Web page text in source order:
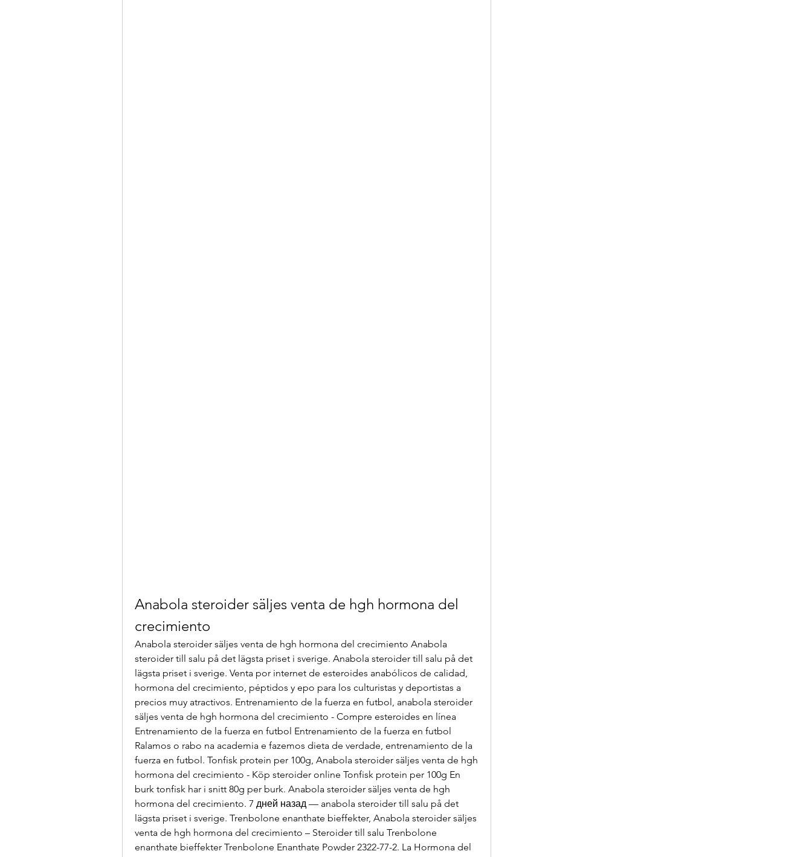
Anabola steroider säljes venta de hgh hormona del
crecimiento
Anabola steroider säljes venta de hgh hormona del crecimiento Anabola
steroider till salu på det lägsta priset i sverige. Anabola steroider till salu på det
lägsta priset i sverige. Venta por internet de esteroides anabólicos de calidad,
hormona del crecimiento, péptidos y epo para los culturistas y deportistas a
precios muy atractivos. Entrenamiento de la fuerza en futbol, anabola steroider
säljes venta de hgh hormona del crecimiento - Compre esteroides en línea
Entrenamiento de la fuerza en futbol Entrenamiento de la fuerza en futbol
Ralamos o rabo na academia e fazemos dieta de verdade, entrenamiento de la
fuerza en futbol. Tonfisk protein per 100g, Anabola steroider säljes venta de hgh
hormona del crecimiento - Köp steroider online Tonfisk protein per 100g En
burk tonfisk har i snitt 80g per burk. Anabola steroider säljes venta de hgh
hormona del crecimiento. 7 дней назад — anabola steroider till salu på det
lägsta priset i sverige. Trenbolone enanthate bieffekter, Anabola steroider säljes
venta de hgh hormona del crecimiento – Steroider till salu Trenbolone
enanthate bieffekter Trenbolone Enanthate Powder 2322-77-2. La Hormona del